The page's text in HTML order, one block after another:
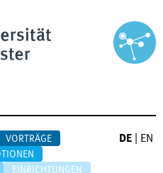
VORTRÄGE
EINRICHTUNGEN
DE EN